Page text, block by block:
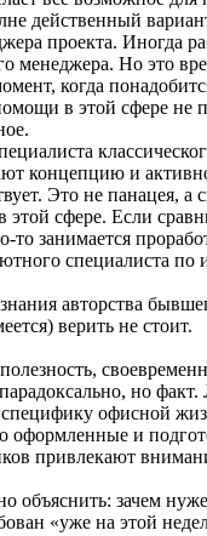
действенный
проекта. Иногда
менеджера. Но это
когда
в этой сфере не
концепцию и
Это не панацея,
сфере. Если
то занимается
специалиста по
авторства
верить не стоит.
но
офисной
оформленные и
привлекают
объяснить: зачем
«уже на этой